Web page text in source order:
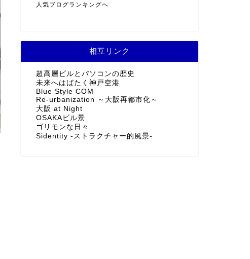
人気ブログランキングへ
相互リンク
超高層ビルとパソコンの歴史
未来へはばたく神戸空港
Blue Style COM
Re-urbanization ～大阪再都市化～
大阪 at Night
OSAKAビル景
ゴリモンな日々
Sidentity -ストラクチャー的風景-